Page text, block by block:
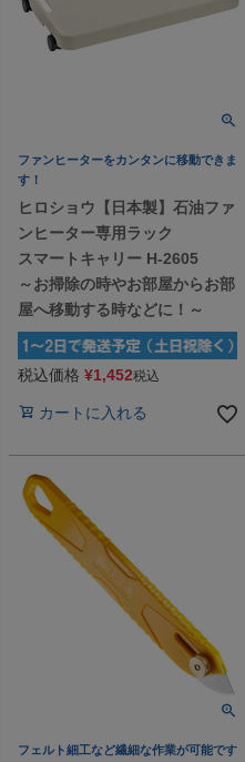
ファンヒーターをカンタンに移動できま
す！
ヒロショウ【日本製】石油ファ
ンヒーター専用ラック
スマートキャリー H-2605
～お掃除の時やお部屋からお部
屋へ移動する時などに！～
税込価格 ¥1,452税込
カートに入れる
フェルト細工など繊細な作業が可能です